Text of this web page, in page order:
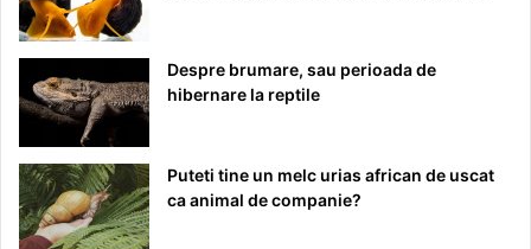
Despre brumare, sau perioada de
hibernare la reptile
Puteti tine un melc urias african de uscat
ca animal de companie?